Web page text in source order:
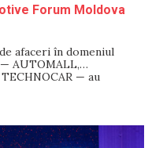
Forum Moldova
afaceri în domeniul
AUTOMALL,
— au
pentru industria auto din
MOLDOVA 2023.
o temă crucială